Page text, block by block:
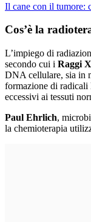
Il cane con il tumore:
Cos’è la
L’impiego di
secondo cui i Raggi X
DNA cellulare, sia in
formazione di radicali
eccessivi ai tessuti
Paul Ehrlich,
la chemioterapia